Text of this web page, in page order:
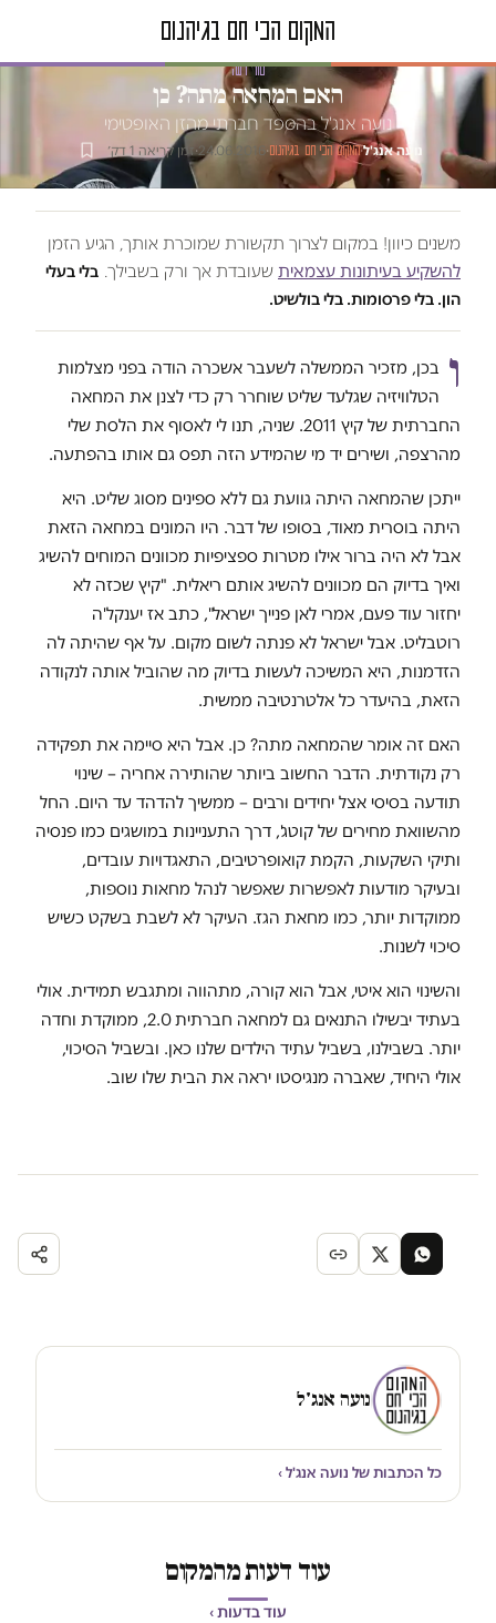
טור דעה
האם המחאה מתה? כן
נועה אנג'ל בהספד חברתי מהזן האופטימי
נועה אנג'ל·המקום הכי חם בגיהנום·
24.06.2016
·זמן קריאה 1 דק׳
משנים כיוון! במקום לצרוך תקשורת שמוכרת אותך, הגיע הזמן
להשקיע בעיתונות עצמאית שעובדת אך ורק בשבילך. בלי בעלי
הון. בלי פרסומות. בלי בולשיט.
ו בכן, מזכיר הממשלה לשעבר אשכרה הודה בפני מצלמות
הטלוויזיה שגלעד שליט שוחרר רק כדי לצנן את המחאה
החברתית של קיץ 2011. שניה, תנו לי לאסוף את הלסת שלי
מהרצפה, ושירים יד מי שהמידע הזה תפס גם אותו בהפתעה.
ייתכן שהמחאה היתה גוועת גם ללא ספינים מסוג שליט. היא
היתה בוסרית מאוד, בסופו של דבר. היו המונים במחאה הזאת
אבל לא היה ברור אילו מטרות ספציפיות מכוונים המוחים להשיג
ואיך בדיוק הם מכוונים להשיג אותם ריאלית. "קיץ שכזה לא
יחזור עוד פעם, אמרי לאן פנייך ישראל", כתב אז יענקל'ה
רוטבליט. אבל ישראל לא פנתה לשום מקום. על אף שהיתה לה
הזדמנות, היא המשיכה לעשות בדיוק מה שהוביל אותה לנקודה
הזאת, בהיעדר כל אלטרנטיבה ממשית.
האם זה אומר שהמחאה מתה? כן. אבל היא סיימה את תפקידה
רק נקודתית. הדבר החשוב ביותר שהותירה אחריה – שינוי
תודעה בסיסי אצל יחידים ורבים – ממשיך להדהד עד היום. החל
מהשוואת מחירים של קוטג', דרך התעניינות במושגים כמו פנסיה
ותיקי השקעות, הקמת קואופרטיבים, התאגדויות עובדים,
ובעיקר מודעות לאפשרות שאפשר לנהל מחאות נוספות,
ממוקדות יותר, כמו מחאת הגז. העיקר לא לשבת בשקט כשיש
סיכוי לשנות.
והשינוי הוא איטי, אבל הוא קורה, מתהווה ומתגבש תמידית. אולי
בעתיד יבשילו התנאים גם למחאה חברתית 2.0, ממוקדת וחדה
יותר. בשבילנו, בשביל עתיד הילדים שלנו כאן. ובשביל הסיכוי,
אולי היחיד, שאברה מנגיסטו יראה את הבית שלו שוב.
נועה אנג'ל
כל הכתבות של נועה אנג'ל ›
עוד דעות מהמקום
עוד בדעות ›